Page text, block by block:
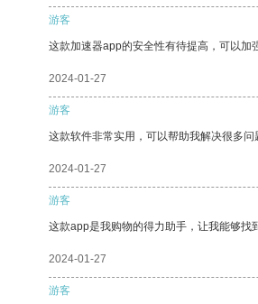
游客
这款加速器app的安全性有待提高，可以加
2024-01-27
游客
这款软件非常实用，可以帮助我解决很多问
2024-01-27
游客
这款app是我购物的得力助手，让我能够找
2024-01-27
游客